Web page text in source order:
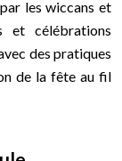
les wiccans et
et célébrations
des pratiques
de la fête au fil